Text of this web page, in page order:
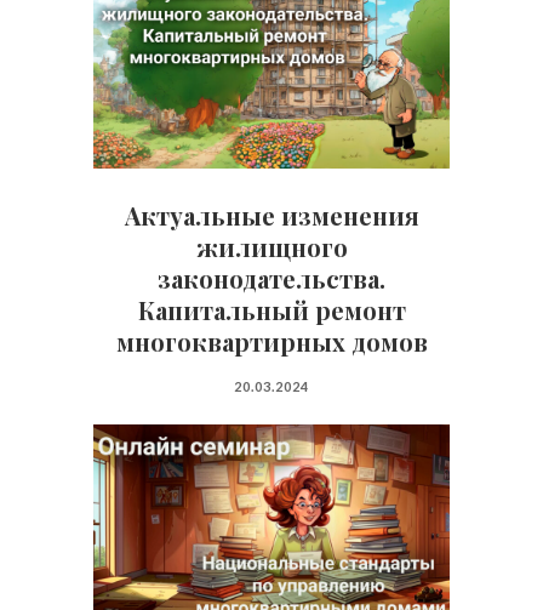
Актуальные изменения
жилищного
законодательства.
Капитальный ремонт
многоквартирных домов
20.03.2024